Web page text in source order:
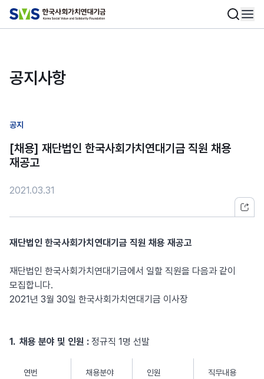
공지사항
공지
[채용] 재단법인 한국사회가치연대기금 직원 채용
재공고
2021.03.31
재단법인 한국사회가치연대기금 직원 채용 재공고
재단법인 한국사회가치연대기금에서 일할 직원을 다음과 같이
모집합니다.
2021년 3월 30일 한국사회가치연대기금 이사장
1. 채용 분야 및 인원 : 정규직 1명 선발
연번 채용분야 인원 직무내용